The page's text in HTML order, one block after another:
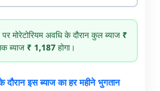
पर मोरेटोरियम अवधि के दौरान कुल ब्याज ₹
ब्याज ₹ 1,187 होगा।
दौरान इस ब्याज का हर महीने भुगतान